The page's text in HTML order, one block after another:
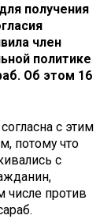
получения
член
политике
Об этом 16
с этим
потому что
с
числе против